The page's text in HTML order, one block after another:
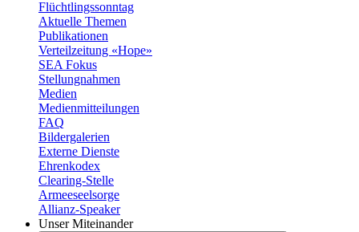
Flüchtlingssonntag
Aktuelle Themen
Publikationen
Verteilzeitung «Hope»
SEA Fokus
Stellungnahmen
Medien
Medienmitteilungen
FAQ
Bildergalerien
Externe Dienste
Ehrenkodex
Clearing-Stelle
Armeeseelsorge
Allianz-Speaker
Unser Miteinander